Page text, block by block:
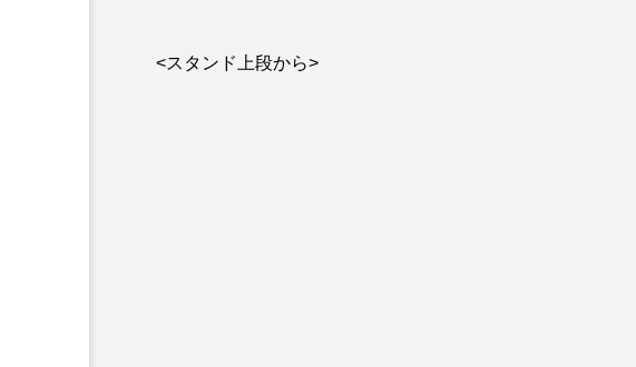
<スタンド上段から>